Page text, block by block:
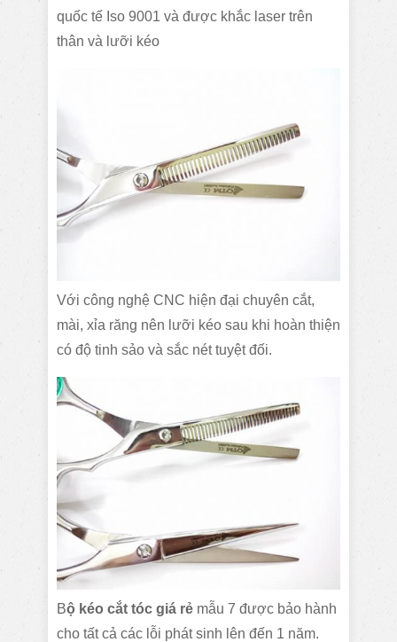
quốc tế Iso 9001 và được khắc laser trên
thân và lưỡi kéo
Với công nghệ CNC hiện đại chuyên cắt,
mài, xỉa răng nên lưỡi kéo sau khi hoàn thiện
có độ tinh sảo và sắc nét tuyệt đối.
Bộ kéo cắt tóc giá rẻ mẫu 7 được bảo hành
cho tất cả các lỗi phát sinh lên đến 1 năm.